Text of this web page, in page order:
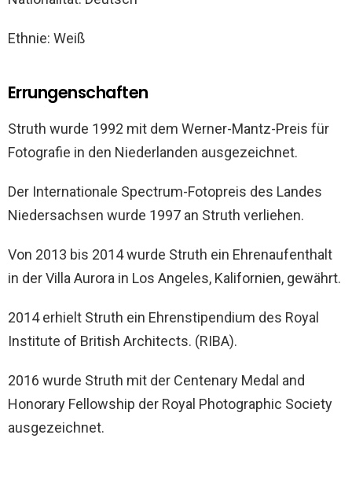
Ethnie: Weiß
Errungenschaften
Struth wurde 1992 mit dem Werner-Mantz-Preis für
Fotografie in den Niederlanden ausgezeichnet.
Der Internationale Spectrum-Fotopreis des Landes
Niedersachsen wurde 1997 an Struth verliehen.
Von 2013 bis 2014 wurde Struth ein Ehrenaufenthalt
in der Villa Aurora in Los Angeles, Kalifornien, gewährt.
2014 erhielt Struth ein Ehrenstipendium des Royal
Institute of British Architects. (RIBA).
2016 wurde Struth mit der Centenary Medal and
Honorary Fellowship der Royal Photographic Society
ausgezeichnet.